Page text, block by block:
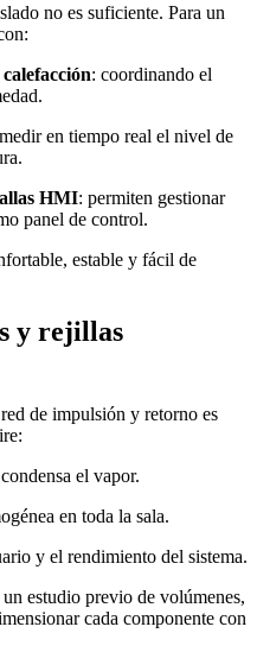
no es suficiente. Para un
: coordinando el
en tiempo real el nivel de
HMI: permiten gestionar
panel de control.
estable y fácil de
y rejillas
de impulsión y retorno es
el vapor.
en toda la sala.
y el rendimiento del sistema.
estudio previo de volúmenes,
cada componente con